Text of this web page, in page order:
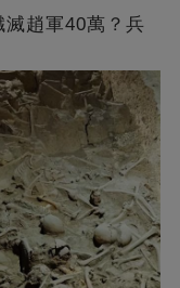
趙軍40萬？兵